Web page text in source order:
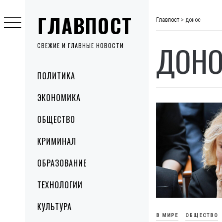
ГЛАВПОСТ
СВЕЖИЕ И ГЛАВНЫЕ НОВОСТИ
MenuПОЛИТИКА
ЭКОНОМИКА
ОБЩЕСТВО
КРИМИНАЛ
ОБРАЗОВАНИЕ
ТЕХНОЛОГИИ
КУЛЬТУРА
to
content
Главпост > донос
В МИРЕ ОБЩЕСТВО